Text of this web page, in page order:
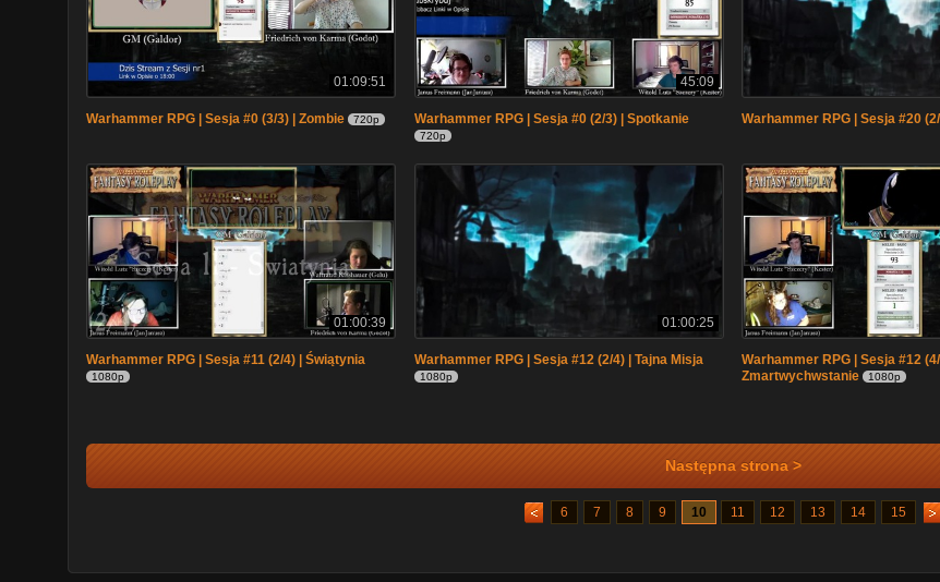
01:09:51
Warhammer RPG | Sesja #0 (3/3) | Zombie 720p
45:09
Warhammer RPG | Sesja #0 (2/3) | Spotkanie
720p
Warhammer RPG | Sesja #20
01:00:39
Warhammer RPG | Sesja #11 (2/4) | Świątynia
1080p
01:00:25
Warhammer RPG | Sesja #12 (2/4) | Tajna Misja
1080p
Warhammer RPG | Sesja #12 (4/
Zmartwychwstanie
1080p
Następna strona >
6 7 8 9 10 11 12 13 14 15